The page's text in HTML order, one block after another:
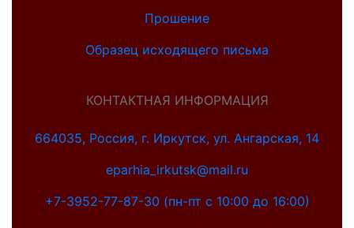
Прошение
Образец исходящего письма
КОНТАКТНАЯ ИНФОРМАЦИЯ
664035, Россия, г. Иркутск, ул. Ангарская, 14
eparhia_irkutsk@mail.ru
+7-3952-77-87-30 (пн-пт с 10:00 до 16:00)